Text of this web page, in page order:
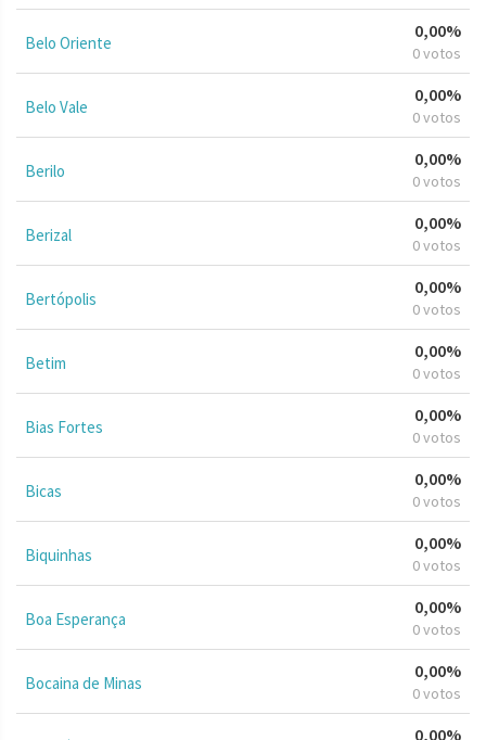
Belo Oriente
0,00%
0 votos
Belo Vale
0,00%
0 votos
Berilo
0,00%
0 votos
Berizal
0,00%
0 votos
Bertópolis
0,00%
0 votos
Betim
0,00%
0 votos
Bias Fortes
0,00%
0 votos
Bicas
0,00%
0 votos
Biquinhas
0,00%
0 votos
Boa Esperança
0,00%
0 votos
Bocaina de Minas
0,00%
0 votos
0,00%